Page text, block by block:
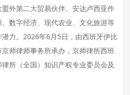
外第二大贸易伙伴。安达卢西亚作
数字经济、现代农业、文化旅游等
力。2026年6月5日，由西班牙伊比
师律师事务所承办，京师律所西班
所（全国）知识产权专业委员会及